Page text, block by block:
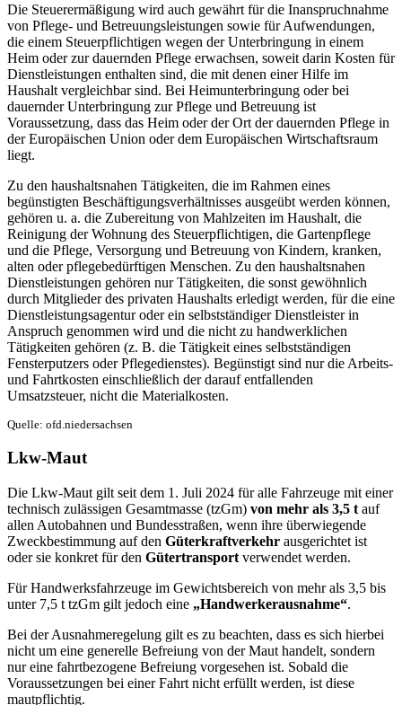
Die Steuerermäßigung wird auch gewährt für die Inanspruchnahme
von Pflege- und Betreuungsleistungen sowie für Aufwendungen,
die einem Steuerpflichtigen wegen der Unterbringung in einem
Heim oder zur dauernden Pflege erwachsen, soweit darin Kosten für
Dienstleistungen enthalten sind, die mit denen einer Hilfe im
Haushalt vergleichbar sind. Bei Heimunterbringung oder bei
dauernder Unterbringung zur Pflege und Betreuung ist
Voraussetzung, dass das Heim oder der Ort der dauernden Pflege in
der Europäischen Union oder dem Europäischen Wirtschaftsraum
liegt.
Zu den haushaltsnahen Tätigkeiten, die im Rahmen eines
begünstigten Beschäftigungsverhältnisses ausgeübt werden können,
gehören u. a. die Zubereitung von Mahlzeiten im Haushalt, die
Reinigung der Wohnung des Steuerpflichtigen, die Gartenpflege
und die Pflege, Versorgung und Betreuung von Kindern, kranken,
alten oder pflegebedürftigen Menschen. Zu den haushaltsnahen
Dienstleistungen gehören nur Tätigkeiten, die sonst gewöhnlich
durch Mitglieder des privaten Haushalts erledigt werden, für die eine
Dienstleistungsagentur oder ein selbstständiger Dienstleister in
Anspruch genommen wird und die nicht zu handwerklichen
Tätigkeiten gehören (z. B. die Tätigkeit eines selbstständigen
Fensterputzers oder Pflegedienstes). Begünstigt sind nur die Arbeits-
und Fahrtkosten einschließlich der darauf entfallenden
Umsatzsteuer, nicht die Materialkosten.
Quelle: ofd.niedersachsen
Lkw-Maut
Die Lkw-Maut gilt seit dem 1. Juli 2024 für alle Fahrzeuge mit einer
technisch zulässigen Gesamtmasse (tzGm) von mehr als 3,5 t auf
allen Autobahnen und Bundesstraßen, wenn ihre überwiegende
Zweckbestimmung auf den Güterkraftverkehr ausgerichtet ist
oder sie konkret für den Gütertransport verwendet werden.
Für Handwerksfahrzeuge im Gewichtsbereich von mehr als 3,5 bis
unter 7,5 t tzGm gilt jedoch eine „Handwerkerausnahme“.
Bei der Ausnahmeregelung gilt es zu beachten, dass es sich hierbei
nicht um eine generelle Befreiung von der Maut handelt, sondern
nur eine fahrtbezogene Befreiung vorgesehen ist. Sobald die
Voraussetzungen bei einer Fahrt nicht erfüllt werden, ist diese
mautpflichtig.